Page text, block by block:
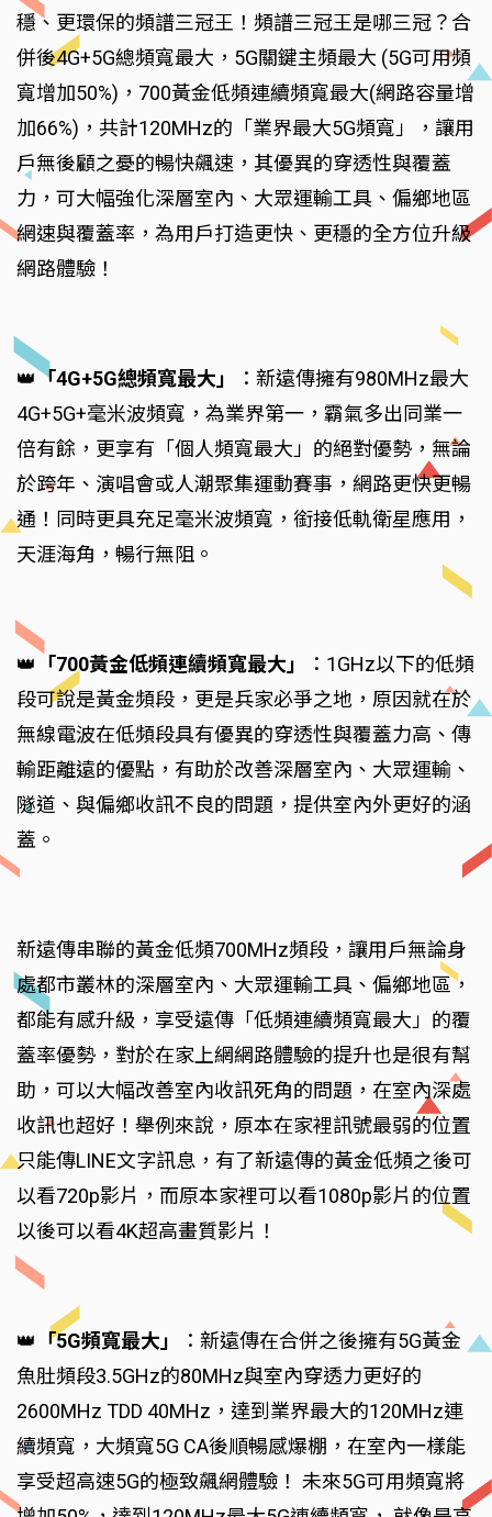
穩、更環保的頻譜三冠王！頻譜三冠王是哪三冠？合
併後4G+5G總頻寬最大，5G關鍵主頻最大 (5G可用頻
寬增加50%)，700黃金低頻連續頻寬最大(網路容量增
加66%)，共計120MHz的「業界最大5G頻寬」，讓用
戶無後顧之憂的暢快飆速，其優異的穿透性與覆蓋
力，可大幅強化深層室內、大眾運輸工具、偏鄉地區
網速與覆蓋率，為用戶打造更快、更穩的全方位升級
網路體驗！
👑 「4G+5G總頻寬最大」
：新遠傳擁有980MHz最大
4G+5G+毫米波頻寬，為業界第一，霸氣多出同業一
倍有餘，更享有「個人頻寬最大」的絕對優勢，無論
於跨年、演唱會或人潮聚集運動賽事，網路更快更暢
通！同時更具充足毫米波頻寬，銜接低軌衛星應用，
天涯海角，暢行無阻。
👑 「700黃金低頻連續頻寬最大」
：1GHz以下的低頻
段可說是黃金頻段，更是兵家必爭之地，原因就在於
無線電波在低頻段具有優異的穿透性與覆蓋力高、傳
輸距離遠的優點，有助於改善深層室內、大眾運輸、
隧道、與偏鄉收訊不良的問題，提供室內外更好的涵
蓋。
新遠傳串聯的黃金低頻700MHz頻段，讓用戶無論身
處都市叢林的深層室內、大眾運輸工具、偏鄉地區，
都能有感升級，享受遠傳「低頻連續頻寬最大」的覆
蓋率優勢，對於在家上網網路體驗的提升也是很有幫
助，可以大幅改善室內收訊死角的問題，在室內深處
收訊也超好！舉例來說，原本在家裡訊號最弱的位置
只能傳LINE文字訊息，有了新遠傳的黃金低頻之後可
以看720p影片，而原本家裡可以看1080p影片的位置
以後可以看4K超高畫質影片！
👑 「5G頻寬最大」
：新遠傳在合併之後擁有5G黃金
魚肚頻段3.5GHz的80MHz與室內穿透力更好的
2600MHz TDD 40MHz，達到業界最大的120MHz連
續頻寬，大頻寬5G CA後順暢感爆棚，在室內一樣能
享受超高速5G的極致飆網體驗！ 未來5G可用頻寬將